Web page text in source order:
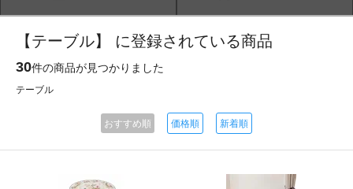
【テーブル】 に登録されている商品
30件の商品が見つかりました
テーブル
おすすめ順 価格順 新着順